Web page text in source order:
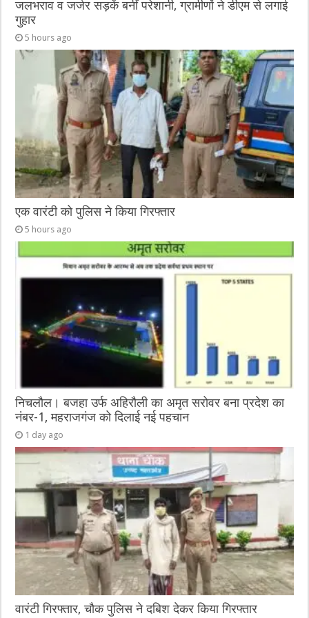
जलभराव व जर्जर सड़कें बनीं परेशानी, ग्रामीणों ने डीएम से लगाई
गुहार
5 hours ago
एक वारंटी को पुलिस ने किया गिरफ्तार
5 hours ago
निचलौल। बजहा उर्फ अहिरौली का अमृत सरोवर बना प्रदेश का
नंबर-1, महराजगंज को दिलाई नई पहचान
1 day ago
वारंटी गिरफ्तार, चौक पुलिस ने दबिश देकर किया गिरफ्तार